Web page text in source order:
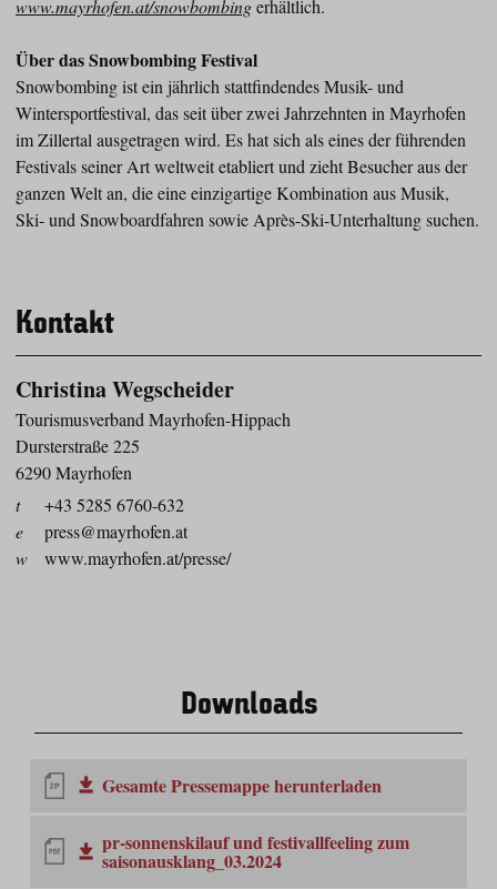
www.mayrhofen.at/snowbombingerhältlich.
Über das Snowbombing Festival
Snowbombing ist ein jährlich stattfindendes Musik- und
Wintersportfestival, das seit über zwei Jahrzehnten in Mayrhofen
im Zillertal ausgetragen wird. Es hat sich als eines der führenden
Festivals seiner Art weltweit etabliert und zieht Besucher aus der
ganzen Welt an, die eine einzigartige Kombination aus Musik,
Ski- und Snowboardfahren sowie Après-Ski-Unterhaltung suchen.
Kontakt
Christina Wegscheider
Tourismusverband Mayrhofen-Hippach
Dursterstraße 225
6290 Mayrhofen
t
+43 5285 6760-632
e
press@mayrhofen.at
w
www.mayrhofen.at/presse/
Downloads
Gesamte Pressemappe herunterladen
pr-sonnenskilauf und festivallfeeling zum
saisonausklang_03.2024